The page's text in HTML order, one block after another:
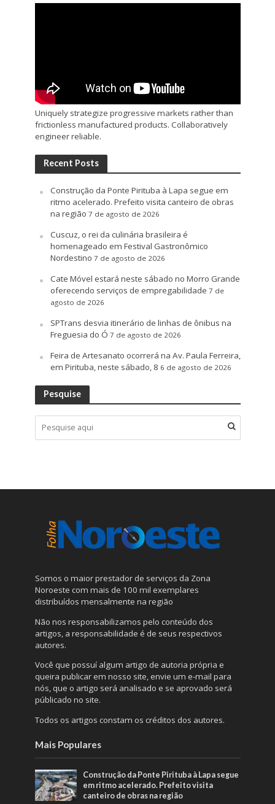
Uniquely strategize progressive markets rather than
frictionless manufactured products. Collaboratively
engineer reliable.
Recent Posts
Construção da Ponte Pirituba à Lapa segue em
ritmo acelerado. Prefeito visita canteiro de obras
na região 7 de agosto de 2026
Cuscuz, o rei da culinária brasileira é
homenageado em Festival Gastronômico
Nordestino 7 de agosto de 2026
Cate Móvel estará neste sábado no Morro Grande
oferecendo serviços de empregabilidade 7 de
agosto de 2026
SPTrans desvia itinerário de linhas de ônibus na
Freguesia do Ó 7 de agosto de 2026
Feira de Artesanato ocorrerá na Av. Paula Ferreira,
em Pirituba, neste sábado, 8 6 de agosto de 2026
Pesquise
Somos o maior prestador de serviços da Zona
Noroeste com mais de 100 mil exemplares
distribuídos mensalmente na região
Não nos responsabilizamos pelo conteúdo dos
artigos, a responsabilidade é de seus respectivos
autores.
Você que possuí algum artigo de autoria própria e
queira publicar em nosso site, envie um e-mail para
nós, que o artigo será analisado e se aprovado será
públicado no site.
Todos os artigos constam os créditos dos autores.
Mais Populares
Construção da Ponte Pirituba à Lapa segue
em ritmo acelerado. Prefeito visita
canteiro de obras na região